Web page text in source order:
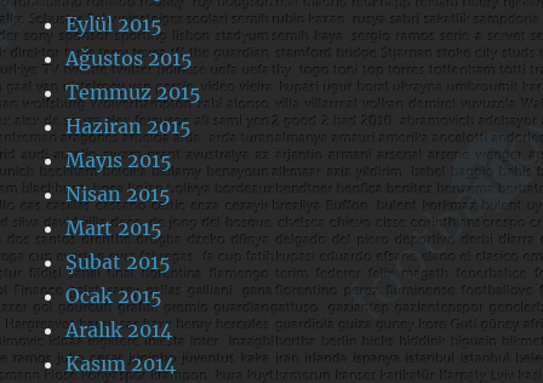
Eylül 2015
Ağustos 2015
Temmuz 2015
Haziran 2015
Mayıs 2015
Nisan 2015
Mart 2015
Şubat 2015
Ocak 2015
Aralık 2014
Kasım 2014